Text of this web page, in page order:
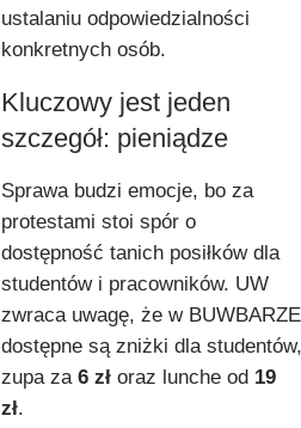
ustalaniu odpowiedzialności
konkretnych osób.
Kluczowy jest jeden
szczegół: pieniądze
Sprawa budzi emocje, bo za
protestami stoi spór o
dostępność tanich posiłków dla
studentów i pracowników. UW
zwraca uwagę, że w BUWBARZE
dostępne są zniżki dla studentów,
zupa za 6 zł oraz lunche od 19
zł.